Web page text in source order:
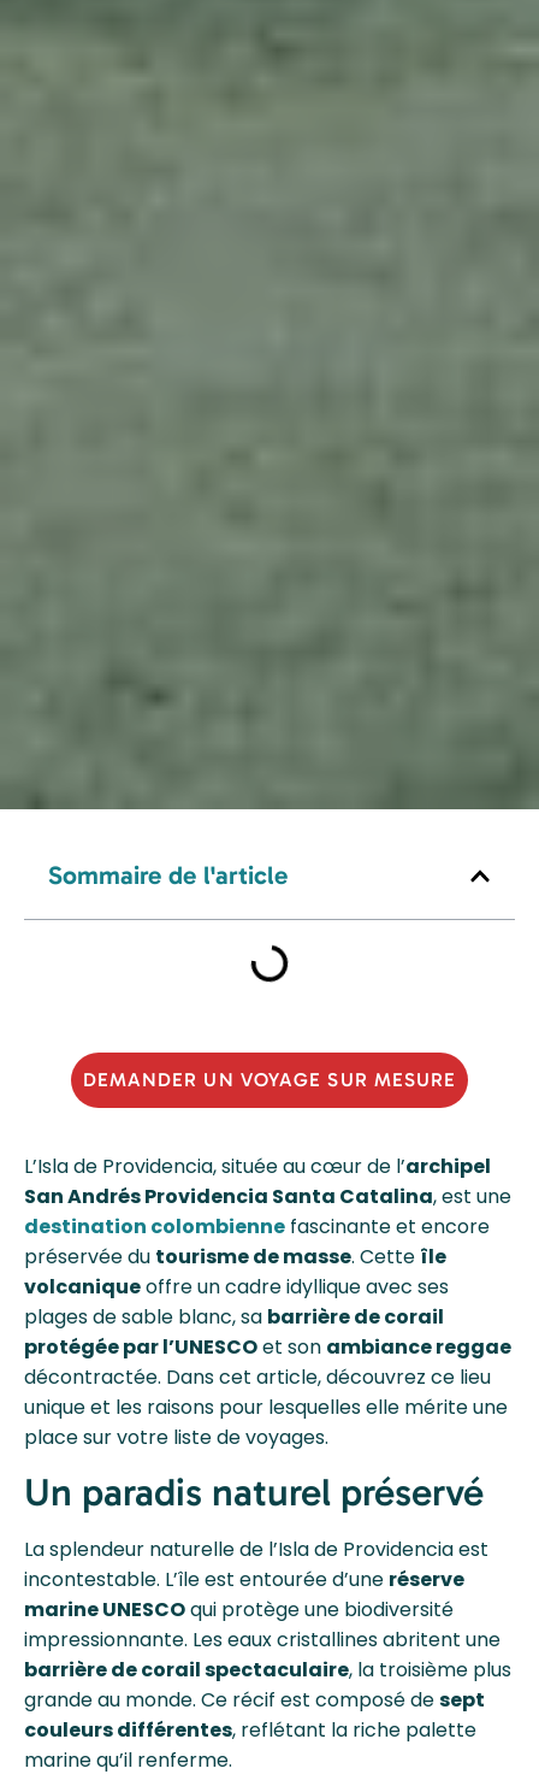
L’Isla de Providencia, située au cœur de l’archipel
San Andrés Providencia Santa Catalina, est une
destination colombienne fascinante et encore
préservée du tourisme de masse. Cette île
volcaniqueoffre un cadre idyllique avec ses
plages de sable blanc, sa barrière de corail
protégée par l’UNESCOet son ambiance reggae
décontractée. Dans cet article, découvrez ce lieu
unique et les raisons pour lesquelles elle mérite une
place sur votre liste de voyages.
Un paradis naturel préservé
La splendeur naturelle de l’Isla de Providencia est
incontestable. L’île est entourée d’une réserve
marine UNESCOqui protège une biodiversité
impressionnante. Les eaux cristallines abritent une
barrière de corail spectaculaire, la troisième plus
grande au monde. Ce récif est composé desept
couleurs différentes, reflétant la riche palette
marine qu’il renferme.
Sommaire de l'article
DEMANDER UN VOYAGE SUR MESURE